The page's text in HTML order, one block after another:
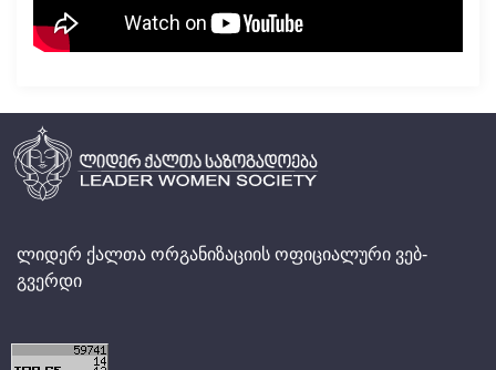
ლიდერ ქალთა ორგანიზაციის ოფიციალური ვებ-
გვერდი